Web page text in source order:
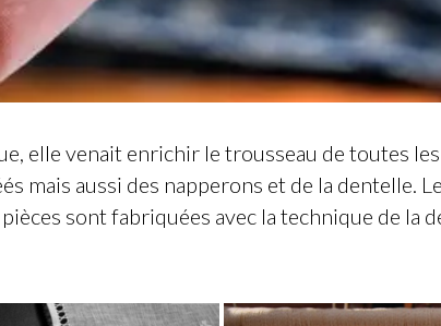
elle venait enrichir le trousseau de toutes
mais aussi des napperons et de la dentelle.
sont fabriquées avec la technique de la